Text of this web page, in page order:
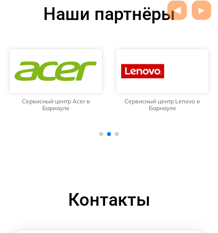
Наши партнёры
Сервисный центр Acer в
Барнауле
Сервисный центр Lenovo в
Барнауле
Контакты